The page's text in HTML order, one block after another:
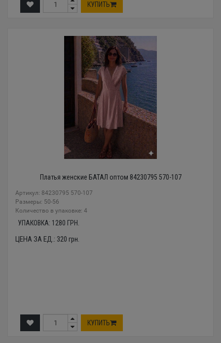
КУПИТЬ
Платья женские БАТАЛ оптом 84230795 570-107
Артикул: 84230795 570-107
Размеры: 50-56
Количество в упаковке: 4
УПАКОВКА: 1280 ГРН.
ЦЕНА ЗА ЕД.: 320 грн.
КУПИТЬ